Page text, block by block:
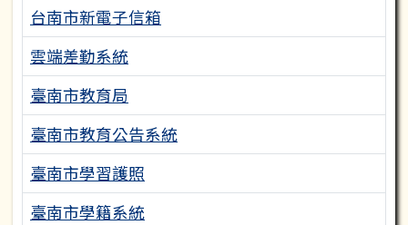
台南市新電子信箱
雲端差勤系統
臺南市教育局
臺南市教育公告系統
臺南市學習護照
臺南市學籍系統